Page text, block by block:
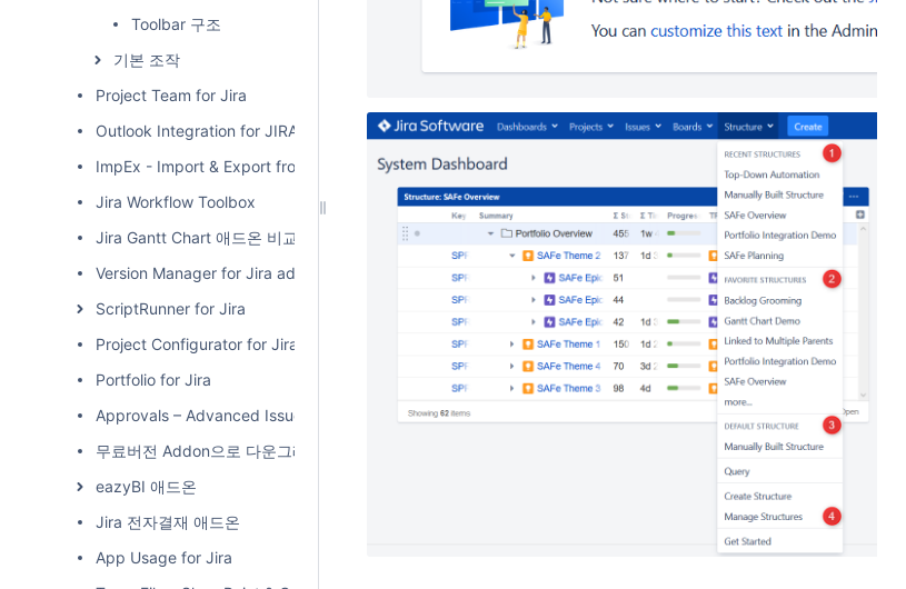
Toolbar 구조
기본 조작
Project Team for Jira
Outlook Integration for JIRA
ImpEx - Import & Export from/to MS Excel
Jira Workflow Toolbox
Jira Gantt Chart 애드온 비교
Version Manager for Jira add-on
ScriptRunner for Jira
Project Configurator for Jira
Portfolio for Jira
Approvals – Advanced Issue Acceptance
무료버전 Addon으로 다운그레이드 하기
eazyBI 애드온
Jira 전자결재 애드온
App Usage for Jira